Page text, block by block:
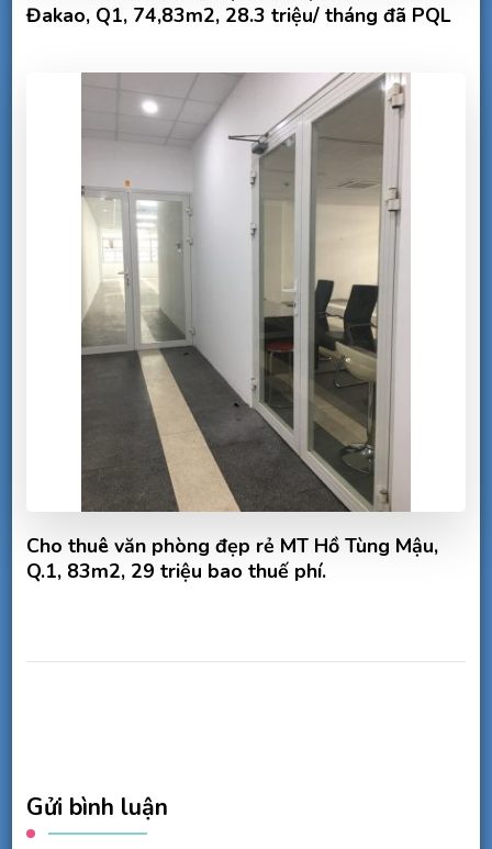
Đakao, Q1, 74,83m2, 28.3 triệu/ tháng đã PQL
Cho thuê văn phòng đẹp rẻ MT Hồ Tùng Mậu,
Q.1, 83m2, 29 triệu bao thuế phí.
Gửi bình luận